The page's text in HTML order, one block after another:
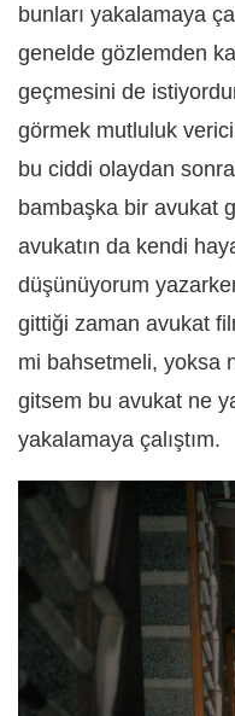
bunları yakalamaya
genelde gözlemden
geçmesini de
görmek mutluluk
bu ciddi olaydan
bambaşka bir avukat
avukatın da kendi
düşünüyorum
gittiği zaman avukat
mi bahsetmeli, yoksa
gitsem bu avukat ne
yakalamaya çalıştım.